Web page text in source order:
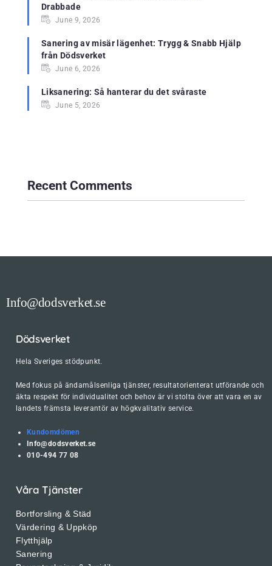
Drabbade
June 9, 2026
Sanering av misär lägenhet: Trygg & Snabb Hjälp
från Dödsverket
June 6, 2026
Liksanering: Så hanterar du det svåraste
June 5, 2026
Recent Comments
Info@dodsverket.se
Dödsverket
Hela Sveriges stödpunkt.
Med fokus på ändamålsenliga tjänster, resultatorienterat utförande och
äkta respekt för individualitet och behov är vi stolta över att vara en av
landets främsta leverantör av högkvalitativ service.
Kundomdömen
Info@dodsverket.se
010-494 77 08
Våra Tjänster
Bortforsling & Städ
Värdering & Uppköp
Flytthjälp
Sanering